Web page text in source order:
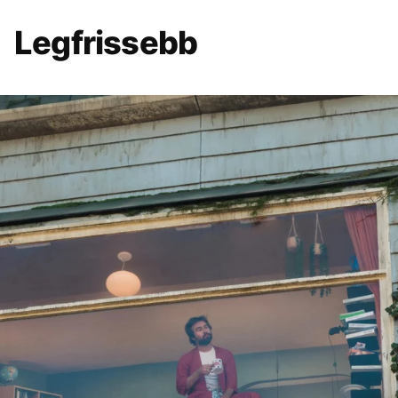
Legfrissebb